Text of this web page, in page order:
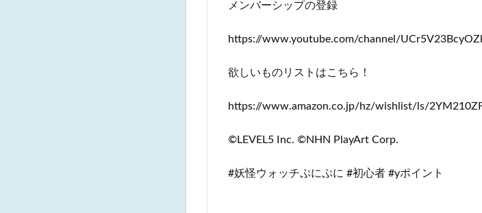
メンバーシップの登録
https://www.youtube.com/channel/
欲しいものリストはこちら！
https://www.amazon.co.jp/hz/wishlist/ls/
©LEVEL5 Inc. ©NHN PlayArt Corp.
#妖怪ウォッチぷにぷに #初心者 #yポイント